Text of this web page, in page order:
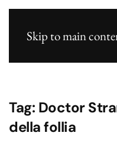
Skip to main
Tag: Doctor
della follia